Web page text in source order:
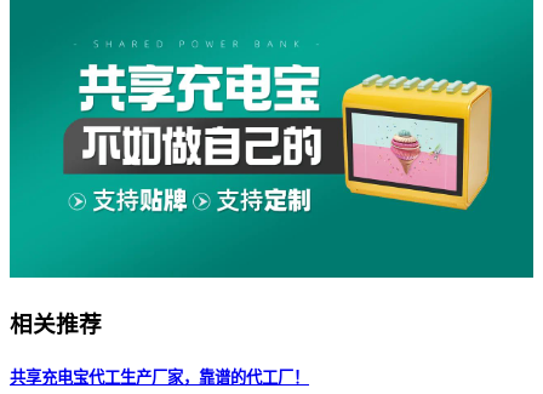
相关推荐
共享充电宝代工生产厂家，靠谱的代工厂！